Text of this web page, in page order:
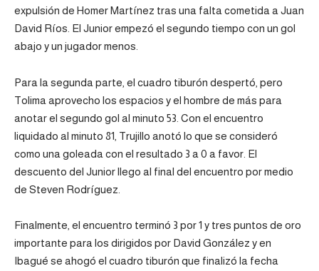
expulsión de Homer Martínez tras una falta cometida a Juan
David Ríos. El Junior empezó el segundo tiempo con un gol
abajo y un jugador menos.
Para la segunda parte, el cuadro tiburón despertó, pero
Tolima aprovecho los espacios y el hombre de más para
anotar el segundo gol al minuto 53. Con el encuentro
liquidado al minuto 81, Trujillo anotó lo que se consideró
como una goleada con el resultado 3 a 0 a favor. El
descuento del Junior llego al final del encuentro por medio
de Steven Rodríguez.
Finalmente, el encuentro terminó 3 por 1 y tres puntos de oro
importante para los dirigidos por David González y en
Ibagué se ahogó el cuadro tiburón que finalizó la fecha